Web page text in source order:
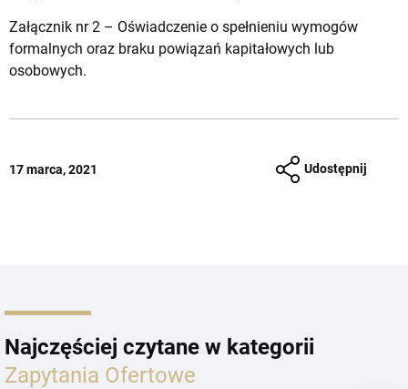
Załącznik nr 2 – Oświadczenie o spełnieniu wymogów
formalnych oraz braku powiązań kapitałowych lub
osobowych.
17 marca, 2021 Udostępnij
Najczęściej czytane w kategorii
Zapytania Ofertowe